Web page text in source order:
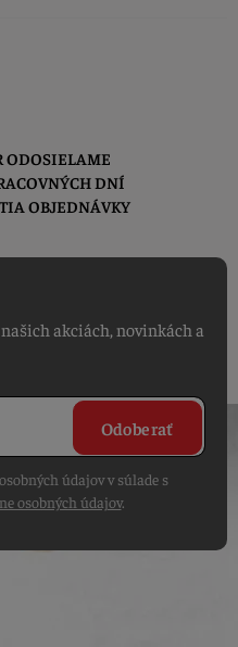
DNÍ
akciách, novinkách a
Odoberať
údajov v súlade s
osobných údajov.